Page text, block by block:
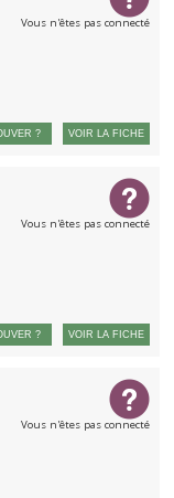
?
Vous n'êtes pas connecté
VOIR LA FICHE
?
Vous n'êtes pas connecté
VOIR LA FICHE
Vous n'êtes pas connecté